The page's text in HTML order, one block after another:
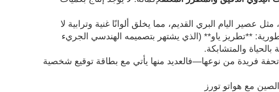
عصير اليام البري القديم، مما يخلق ألوانًا غنية وترابية لا
**تطريز ياو** (الذي يشتهر بتصميمه الهندسي الجريء
والمتشابكة.
فريدة من نوعها—فالعديد منها يأتي مع بطاقة توقيع شخصية
مع هواتو تورز